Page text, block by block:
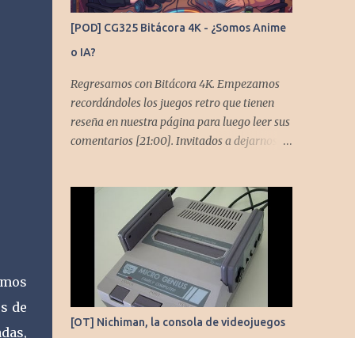
de
[POD] CG325 Bitácora 4K - ¿Somos Anime
o IA?
Regresamos con Bitácora 4K. Empezamos
recordándoles los juegos retro que tienen
reseña en nuestra página para luego leer sus
comentarios [21:00]. Invitados a dejarnos
pero lo usaremos para comentarles algunos
cambios que queremos hacer en el podcast.
Los acompañan @GoombaVictor y
@flagstaad que no estarían aquí si no es por
ustedes. Muchas gracias a todos los que nos
agregan a sus plataformas de podcast y nos
dejan comentarios en las cuentas de redes.
Spotify YouTube. Twitter -
[OT] Nichiman, la consola de videojuegos